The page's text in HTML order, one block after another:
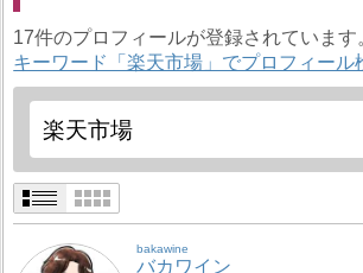
17件のプロフィールが登録されています
キーワード「楽天市場」でプロフィール
bakawine
バカワイン